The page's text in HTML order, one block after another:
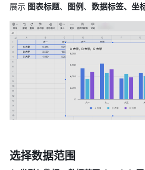
展示 图表标题、 图例、数据标签、坐
选择数据范围